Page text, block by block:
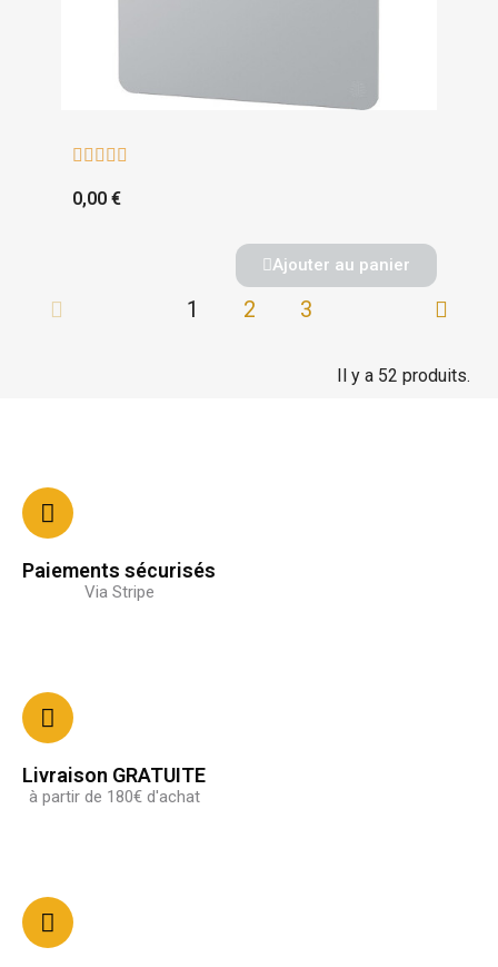
    
0,00 €
Ajouter au panier
1 2 3
Il y a 52 produits.
Paiements sécurisés
Via Stripe
Livraison GRATUITE
à partir de 180€ d'achat